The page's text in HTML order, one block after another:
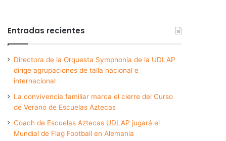
Entradas recientes
Directora de la Orquesta Symphonia de la UDLAP
dirige agrupaciones de talla nacional e
internacional
La convivencia familiar marca el cierre del Curso
de Verano de Escuelas Aztecas
Coach de Escuelas Aztecas UDLAP jugará el
Mundial de Flag Football en Alemania